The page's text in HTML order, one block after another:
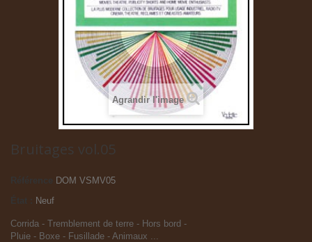
Agrandir l'image
Bruitages vol.05
Référence
DOM VSMV05
Neuf
Corrida - Tremblement de terre - Hors bord -
Pluie - Boxe - Fusillade - Animaux ...